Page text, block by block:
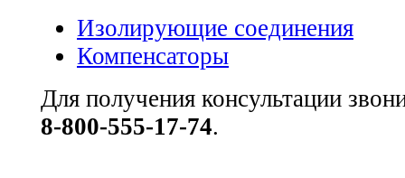
Изолирующие соединения
Компенсаторы
Для получения консультации
8-800-555-17-74.